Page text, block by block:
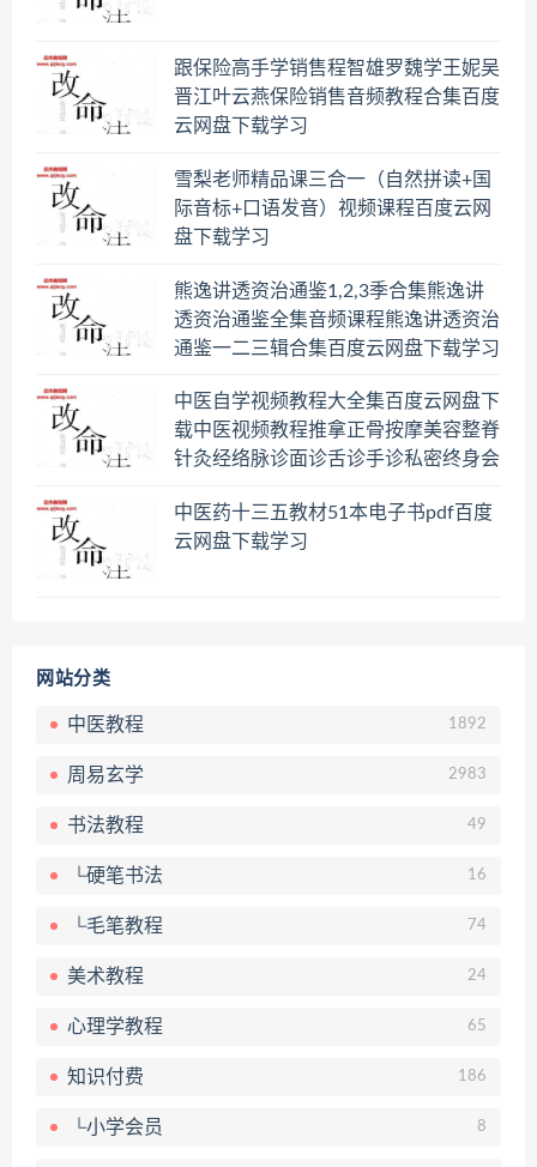
跟保险高手学销售程智雄罗魏学王妮吴
晋江叶云燕保险销售音频教程合集百度
云网盘下载学习
雪梨老师精品课三合一（自然拼读+国
际音标+口语发音）视频课程百度云网
盘下载学习
熊逸讲透资治通鉴1,2,3季合集熊逸讲
透资治通鉴全集音频课程熊逸讲透资治
通鉴一二三辑合集百度云网盘下载学习
中医自学视频教程大全集百度云网盘下
载中医视频教程推拿正骨按摩美容整脊
针灸经络脉诊面诊舌诊手诊私密终身会
中医药十三五教材51本电子书pdf百度
云网盘下载学习
网站分类
中医教程 1892
周易玄学 2983
书法教程 49
└硬笔书法 16
└毛笔教程 74
美术教程 24
心理学教程 65
知识付费 186
└小学会员 8